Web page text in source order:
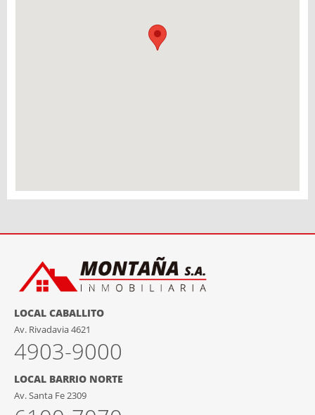
LOCAL CABALLITO
Av. Rivadavia 4621
4903-9000
LOCAL BARRIO NORTE
Av. Santa Fe 2309